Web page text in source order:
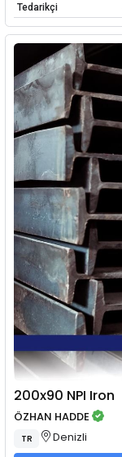
Tedarikçi
200x90 NPI Iron
ÖZHAN HADDE
TR Denizli